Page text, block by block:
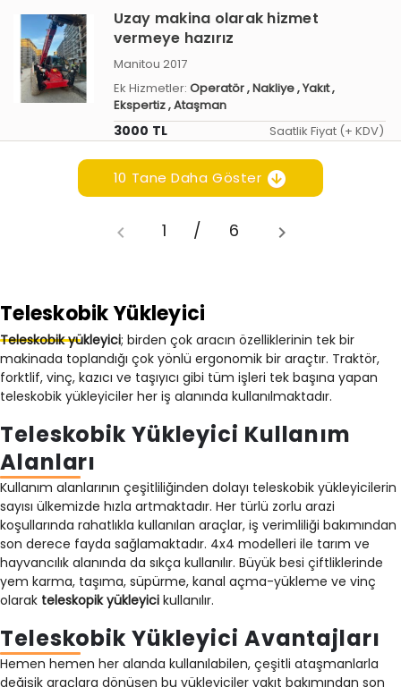
Uzay makina olarak hizmet
vermeye hazırız
Manitou 2017
Ek Hizmetler: Operatör, Nakliye, Yakıt,
Ekspertiz, Ataşman
3000 TL Saatlik Fiyat (+ KDV)
10 Tane Daha Göster
1 / 6
Teleskobik Yükleyici
Teleskobik yükleyici; birden çok aracın özelliklerinin tek bir
makinada toplandığı çok yönlü ergonomik bir araçtır. Traktör,
forktlif, vinç, kazıcı ve taşıyıcı gibi tüm işleri tek başına yapan
teleskobik yükleyiciler her iş alanında kullanılmaktadır.
Teleskobik Yükleyici Kullanım
Alanları
Kullanım alanlarının çeşitliliğinden dolayı teleskobik yükleyicilerin
sayısı ülkemizde hızla artmaktadır. Her türlü zorlu arazi
koşullarında rahatlıkla kullanılan araçlar, iş verimliliği bakımından
son derece fayda sağlamaktadır. 4x4 modelleri ile tarım ve
hayvancılık alanında da sıkça kullanılır. Büyük besi çiftliklerinde
yem karma, taşıma, süpürme, kanal açma-yükleme ve vinç
olarak teleskopik yükleyici kullanılır.
Teleskobik Yükleyici Avantajları
Hemen hemen her alanda kullanılabilen, çeşitli ataşmanlarla
değişik araçlara dönüşen bu yükleyiciler yakıt bakımından son